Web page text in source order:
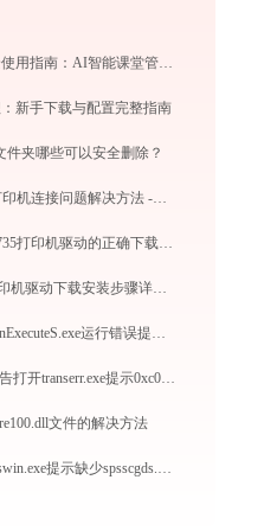
班级优化大师完全使用指南：AI智能课堂管理的注册、实操与效率提升全攻略（2026最新）
新手下载与配置完整指南
件夹哪些可以安全删除？
兄弟DCP-8070D打印机连接问题解决方法 -金山毒霸
详尽教程：利盟Z735打印机驱动的正确下载与安装方式
兄弟MFC-215C打印机驱动下载安装步骤详细解析，让安装更简单
税控发票开票 MainExecuteS.exe运行错误提示0xc000000d的解决办法
WPS Office错误报告打开transerr.exe提示0xc000000d错误码怎么办
文件的解决方法
SPSS Statistics spsswin.exe提示缺少spsscgds.dll文件的解决办法